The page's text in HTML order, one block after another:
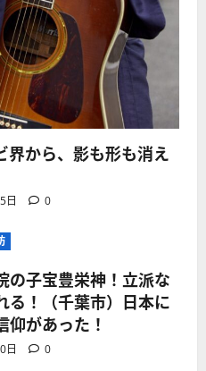
界から、影も形も消え
日 0
の子宝豊栄神！立派な
る！（千葉市）日本に
があった！
日 0